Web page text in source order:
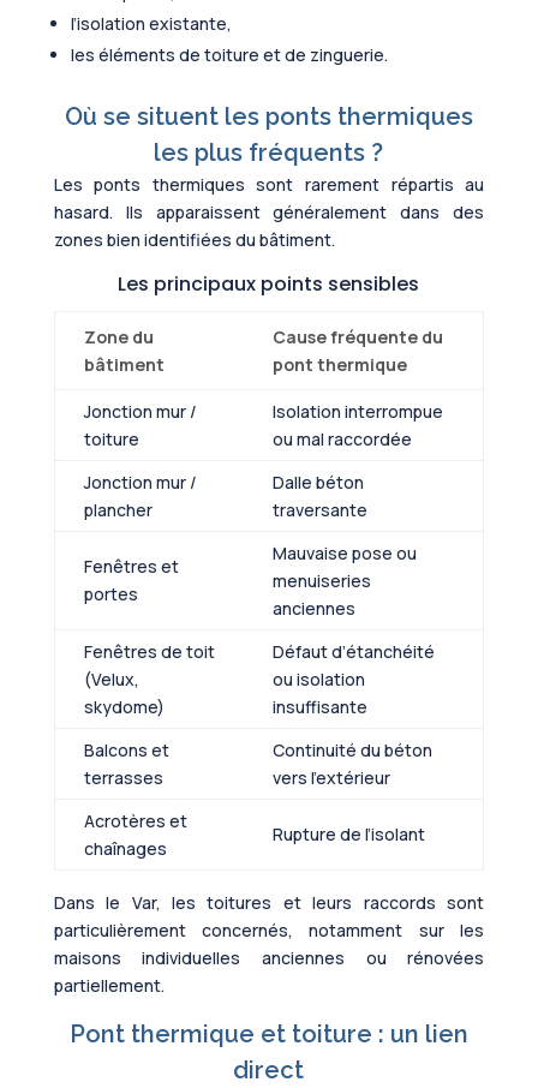
l’isolation existante,
les éléments de toiture et de zinguerie.
Où se situent les ponts thermiques
les plus fréquents ?
Les ponts thermiques sont rarement répartis au
hasard. Ils apparaissent généralement dans des
zones bien identifiées du bâtiment.
Les principaux points sensibles
Zone du
bâtiment
Cause fréquente du
pont thermique
Jonction mur /
toiture
Isolation interrompue
ou mal raccordée
Jonction mur /
plancher
Dalle béton
traversante
Fenêtres et
portes
Mauvaise pose ou
menuiseries
anciennes
Fenêtres de toit
(Velux,
skydome)
Défaut d’étanchéité
ou isolation
insuffisante
Balcons et
terrasses
Continuité du béton
vers l’extérieur
Acrotères et
chaînages
Rupture de l’isolant
Dans le Var, les toitures et leurs raccords sont
particulièrement concernés, notamment sur les
maisons individuelles anciennes ou rénovées
partiellement.
Pont thermique et toiture : un lien
direct